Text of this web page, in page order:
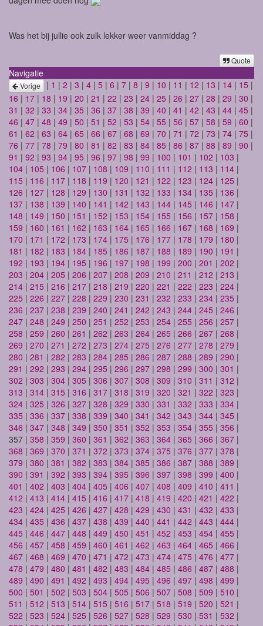
Was het bij jullie ook zulk lekker weer vanmiddag ?
Quote
Navigatie
Vorige | 1 | 2 | 3 | 4 | 5 | 6 | 7 | 8 | 9 | 10 | 11 | 12 | 13 | 14 | 15 |
16 | 17 | 18 | 19 | 20 | 21 | 22 | 23 | 24 | 25 | 26 | 27 | 28 | 29 | 30 |
31 | 32 | 33 | 34 | 35 | 36 | 37 | 38 | 39 | 40 | 41 | 42 | 43 | 44 | 45 |
46 | 47 | 48 | 49 | 50 | 51 | 52 | 53 | 54 | 55 | 56 | 57 | 58 | 59 | 60 |
61 | 62 | 63 | 64 | 65 | 66 | 67 | 68 | 69 | 70 | 71 | 72 | 73 | 74 | 75 |
76 | 77 | 78 | 79 | 80 | 81 | 82 | 83 | 84 | 85 | 86 | 87 | 88 | 89 | 90 |
91 | 92 | 93 | 94 | 95 | 96 | 97 | 98 | 99 | 100 | 101 | 102 | 103 |
104 | 105 | 106 | 107 | 108 | 109 | 110 | 111 | 112 | 113 | 114 |
115 | 116 | 117 | 118 | 119 | 120 | 121 | 122 | 123 | 124 | 125 |
126 | 127 | 128 | 129 | 130 | 131 | 132 | 133 | 134 | 135 | 136 |
137 | 138 | 139 | 140 | 141 | 142 | 143 | 144 | 145 | 146 | 147 |
148 | 149 | 150 | 151 | 152 | 153 | 154 | 155 | 156 | 157 | 158 |
159 | 160 | 161 | 162 | 163 | 164 | 165 | 166 | 167 | 168 | 169 |
170 | 171 | 172 | 173 | 174 | 175 | 176 | 177 | 178 | 179 | 180 |
181 | 182 | 183 | 184 | 185 | 186 | 187 | 188 | 189 | 190 | 191 |
192 | 193 | 194 | 195 | 196 | 197 | 198 | 199 | 200 | 201 | 202 |
203 | 204 | 205 | 206 | 207 | 208 | 209 | 210 | 211 | 212 | 213 |
214 | 215 | 216 | 217 | 218 | 219 | 220 | 221 | 222 | 223 | 224 |
225 | 226 | 227 | 228 | 229 | 230 | 231 | 232 | 233 | 234 | 235 |
236 | 237 | 238 | 239 | 240 | 241 | 242 | 243 | 244 | 245 | 246 |
247 | 248 | 249 | 250 | 251 | 252 | 253 | 254 | 255 | 256 | 257 |
258 | 259 | 260 | 261 | 262 | 263 | 264 | 265 | 266 | 267 | 268 |
269 | 270 | 271 | 272 | 273 | 274 | 275 | 276 | 277 | 278 | 279 |
280 | 281 | 282 | 283 | 284 | 285 | 286 | 287 | 288 | 289 | 290 |
291 | 292 | 293 | 294 | 295 | 296 | 297 | 298 | 299 | 300 | 301 |
302 | 303 | 304 | 305 | 306 | 307 | 308 | 309 | 310 | 311 | 312 |
313 | 314 | 315 | 316 | 317 | 318 | 319 | 320 | 321 | 322 | 323 |
324 | 325 | 326 | 327 | 328 | 329 | 330 | 331 | 332 | 333 | 334 |
335 | 336 | 337 | 338 | 339 | 340 | 341 | 342 | 343 | 344 | 345 |
346 | 347 | 348 | 349 | 350 | 351 | 352 | 353 | 354 | 355 | 356 |
357 | 358 | 359 | 360 | 361 | 362 | 363 | 364 | 365 | 366 | 367 |
368 | 369 | 370 | 371 | 372 | 373 | 374 | 375 | 376 | 377 | 378 |
379 | 380 | 381 | 382 | 383 | 384 | 385 | 386 | 387 | 388 | 389 |
390 | 391 | 392 | 393 | 394 | 395 | 396 | 397 | 398 | 399 | 400 |
401 | 402 | 403 | 404 | 405 | 406 | 407 | 408 | 409 | 410 | 411 |
412 | 413 | 414 | 415 | 416 | 417 | 418 | 419 | 420 | 421 | 422 |
423 | 424 | 425 | 426 | 427 | 428 | 429 | 430 | 431 | 432 | 433 |
434 | 435 | 436 | 437 | 438 | 439 | 440 | 441 | 442 | 443 | 444 |
445 | 446 | 447 | 448 | 449 | 450 | 451 | 452 | 453 | 454 | 455 |
456 | 457 | 458 | 459 | 460 | 461 | 462 | 463 | 464 | 465 | 466 |
467 | 468 | 469 | 470 | 471 | 472 | 473 | 474 | 475 | 476 | 477 |
478 | 479 | 480 | 481 | 482 | 483 | 484 | 485 | 486 | 487 | 488 |
489 | 490 | 491 | 492 | 493 | 494 | 495 | 496 | 497 | 498 | 499 |
500 | 501 | 502 | 503 | 504 | 505 | 506 | 507 | 508 | 509 | 510 |
511 | 512 | 513 | 514 | 515 | 516 | 517 | 518 | 519 | 520 | 521 |
522 | 523 | 524 | 525 | 526 | 527 | 528 | 529 | 530 | 531 | 532 |